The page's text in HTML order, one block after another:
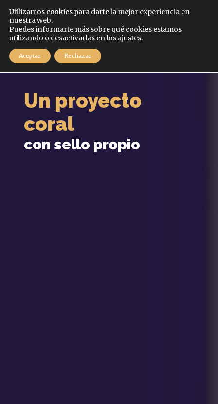
MENÚ
Un proyecto
coral
con sello propio
Español
Utilizamos cookies para darte la mejor experiencia en
nuestra web.
Puedes informarte más sobre qué cookies estamos
utilizando o desactivarlas en los ajustes.
Aceptar Rechazar